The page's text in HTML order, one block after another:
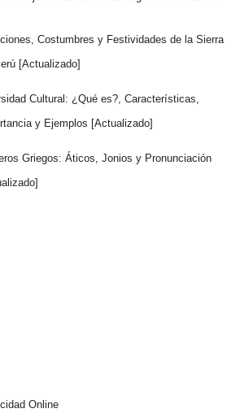
Costumbres y Festividades de la Sierra
[Actualizado]
Cultural: ¿Qué es?, Características,
y Ejemplos [Actualizado]
Griegos: Áticos, Jonios y Pronunciación
Online